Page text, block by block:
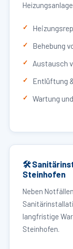
Behebung
Austausch
Entlüftung
Wartung
🛠
Steinhofen
Neben
langfristige
Steinhofen.